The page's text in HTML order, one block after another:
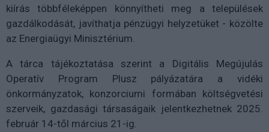
kiírás többféleképpen könnyítheti meg a települések
gazdálkodását, javíthatja pénzügyi helyzetüket - közölte
az Energiaügyi Minisztérium.
A tárca tájékoztatása szerint a Digitális Megújulás
Operatív Program Plusz pályázatára a vidéki
önkormányzatok, konzorciumi formában költségvetési
szerveik, gazdasági társaságaik jelentkezhetnek 2025.
február 14-től március 21-ig.